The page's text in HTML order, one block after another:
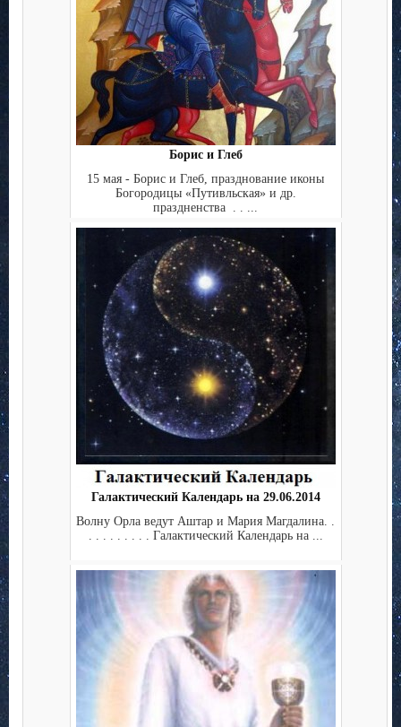
Борис и Глеб
15 мая - Борис и Глеб, празднование иконы
Богородицы «Путивльская» и др.
праздненства . . ...
Галактический Календарь на 29.06.2014
Волну Орла ведут Аштар и Мария Магдалина. .
. . . . . . . . . Галактический Календарь на ...